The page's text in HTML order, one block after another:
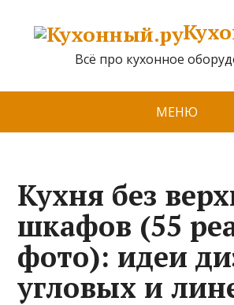
Всё про кухонное
МЕНЮ
Кухня без
шкафов (55
фото): идеи
угловых и